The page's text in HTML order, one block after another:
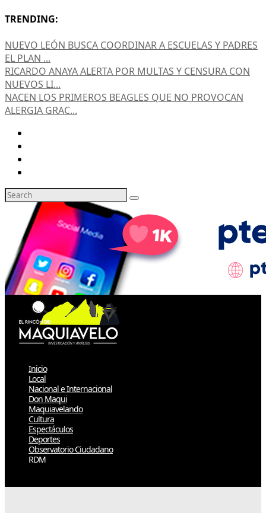
TRENDING:
NUEVO LEÓN BUSCA COORDINAR A ESCUELAS Y PADRES
EL PLAN ...
RICARDO ANAYA ALERTA POR MULTAS Y CENSURA CON
NUEVOS LI...
NACEN LOS PRIMEROS BEAGLES QUE NO PROVOCAN
ALERGIA GRAC...
Inicio
Local
Nacional e Internacional
Don Maqui
Maquiavelando
Cultura
Espectáculos
Deportes
Observatorio Ciudadano
RDM